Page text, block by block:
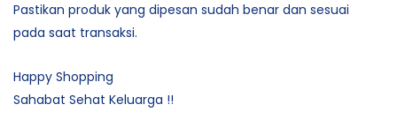
Pastikan produk yang dipesan sudah benar dan sesuai
pada saat transaksi.
Happy Shopping
Sahabat Sehat Keluarga !!